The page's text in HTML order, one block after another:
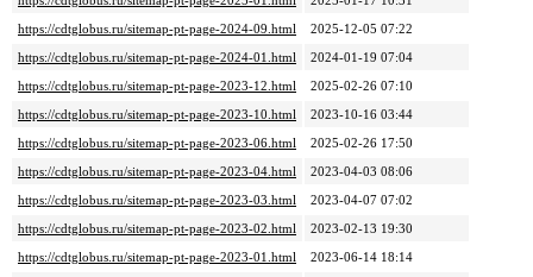
https://cdtglobus.ru/sitemap-pt-page-2024-09.html
2025-12-05 07:22
https://cdtglobus.ru/sitemap-pt-page-2024-01.html
2024-01-19 07:04
https://cdtglobus.ru/sitemap-pt-page-2023-12.html
2025-02-26 07:10
https://cdtglobus.ru/sitemap-pt-page-2023-10.html
2023-10-16 03:44
https://cdtglobus.ru/sitemap-pt-page-2023-06.html
2025-02-26 17:50
https://cdtglobus.ru/sitemap-pt-page-2023-04.html
2023-04-03 08:06
https://cdtglobus.ru/sitemap-pt-page-2023-03.html
2023-04-07 07:02
https://cdtglobus.ru/sitemap-pt-page-2023-02.html
2023-02-13 19:30
https://cdtglobus.ru/sitemap-pt-page-2023-01.html
2023-06-14 18:14